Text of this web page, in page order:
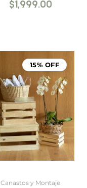
$1,999.00
15% OFF
Canastos y Montaje